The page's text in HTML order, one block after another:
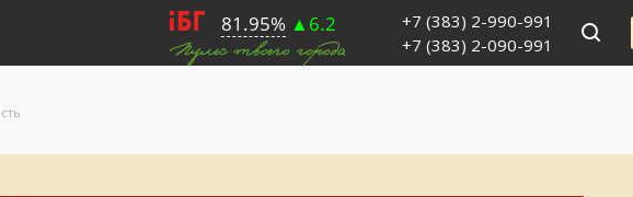
+7 (383) 2-990-991
+7 (383) 2-090-991